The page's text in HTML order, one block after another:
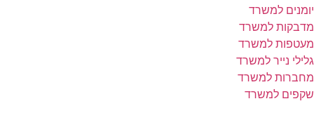
יומנים למשרד
מדבקות למשרד
מעטפות למשרד
גלילי נייר למשרד
מחברות למשרד
שקפים למשרד